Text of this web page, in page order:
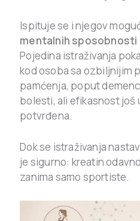
Ispituje se i njegov
mentalnih
Pojedina istraživanja
kod osoba sa ozbiljnijim
pamćenja, poput
bolesti, ali efikasnost
potvrđena.
Dok se istraživanja
je sigurno: kreatin
zanima samo sportiste.